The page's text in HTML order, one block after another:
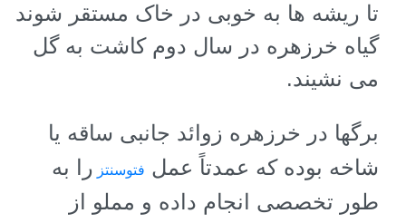
تا ریشه ها به خوبی در خاک مستقر شوند
گیاه خرزهره در سال دوم کاشت به گل
می نشیند.
برگها در خرزهره زوائد جانبی ساقه یا
شاخه بوده که عمدتاً عمل فتوسنتز را به
طور تخصصی انجام داده و مملو از